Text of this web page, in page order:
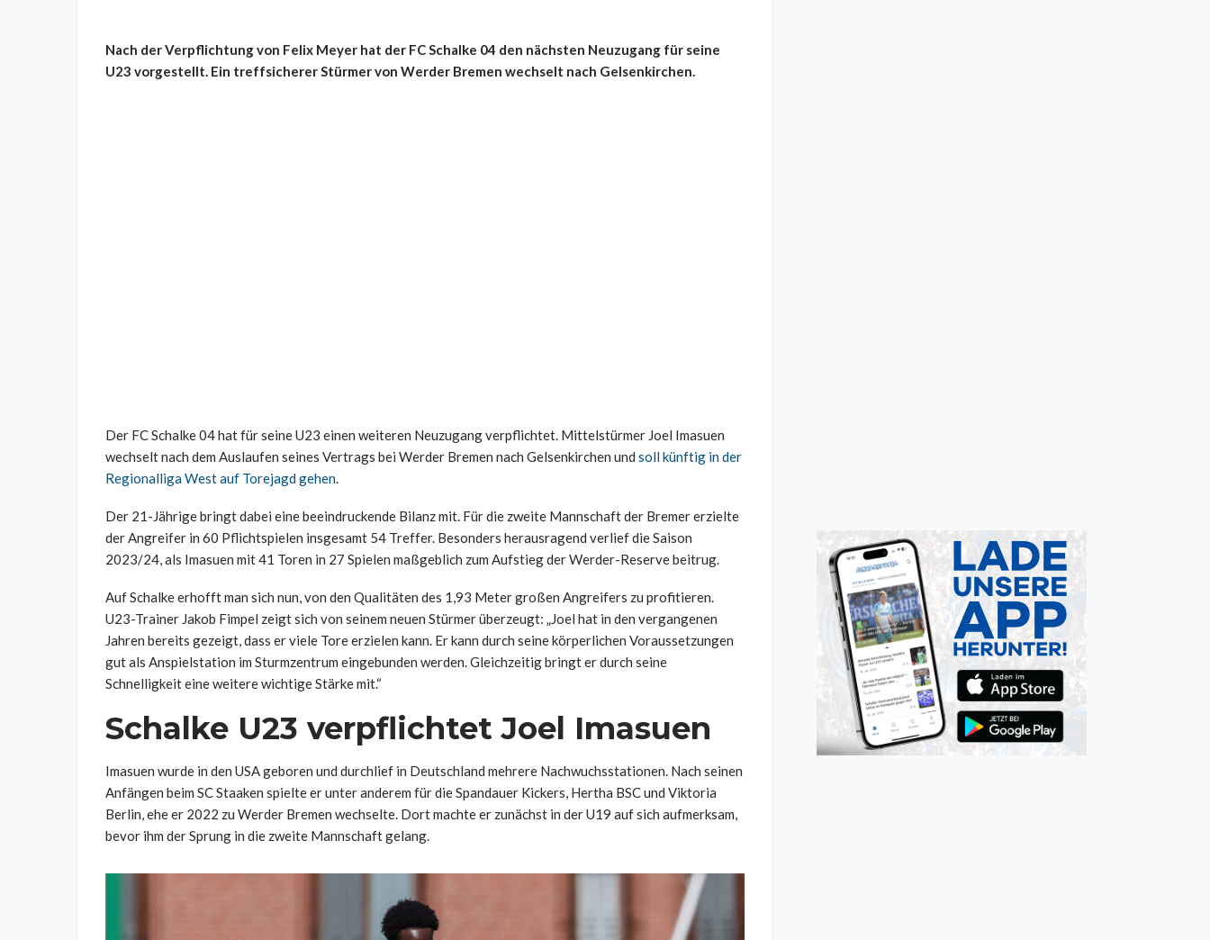
Nach der Verpflichtung von Felix Meyer hat der FC Schalke 04 den nächsten Neuzugang für seine
U23 vorgestellt. Ein treffsicherer Stürmer von Werder Bremen wechselt nach Gelsenkirchen.
Der FC Schalke 04 hat für seine U23 einen weiteren Neuzugang verpflichtet. Mittelstürmer Joel Imasuen
wechselt nach dem Auslaufen seines Vertrags bei Werder Bremen nach Gelsenkirchen und soll künftig in der
Regionalliga West auf Torejagd gehen.
Der 21-Jährige bringt dabei eine beeindruckende Bilanz mit. Für die zweite Mannschaft der Bremer erzielte
der Angreifer in 60 Pflichtspielen insgesamt 54 Treffer. Besonders herausragend verlief die Saison
2023/24, als Imasuen mit 41 Toren in 27 Spielen maßgeblich zum Aufstieg der Werder-Reserve beitrug.
Auf Schalke erhofft man sich nun, von den Qualitäten des 1,93 Meter großen Angreifers zu profitieren.
U23-Trainer Jakob Fimpel zeigt sich von seinem neuen Stürmer überzeugt: „Joel hat in den vergangenen
Jahren bereits gezeigt, dass er viele Tore erzielen kann. Er kann durch seine körperlichen Voraussetzungen
gut als Anspielstation im Sturmzentrum eingebunden werden. Gleichzeitig bringt er durch seine
Schnelligkeit eine weitere wichtige Stärke mit.“
Schalke U23 verpflichtet Joel Imasuen
Imasuen wurde in den USA geboren und durchlief in Deutschland mehrere Nachwuchsstationen. Nach seinen
Anfängen beim SC Staaken spielte er unter anderem für die Spandauer Kickers, Hertha BSC und Viktoria
Berlin, ehe er 2022 zu Werder Bremen wechselte. Dort machte er zunächst in der U19 auf sich aufmerksam,
bevor ihm der Sprung in die zweite Mannschaft gelang.